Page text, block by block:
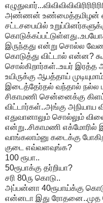
அண்ணன் உண்மைத்தமிழன்
சட்டசபையில்
இருந்தது என்று சொல்ல
கொடுத்து விட்டால் என்ன?
சொல்கிறார்கள்..உயர் இரத்த
உயிருக்கு ஆபத்தாய்
இடைத்தேர்தல் வந்தால் நல்ல
சிகாமணி சென்னைக்கு
விட்டார்கள்..அங்கு அநியாய
எதுவானாலும் சொல்லும்
என்று..சிகாமணி எக்மோரில்
வாங்கலாம்னு கடைக்கு
குடை எவ்வளவுங்க?
100 ரூபா..
50ரூபாக்கு தர்றியா?
சரி 80ரு கொடு..
அப்பன்னா 40ரூபாய்க்கு
என்னடா இது ரோதனை..முத